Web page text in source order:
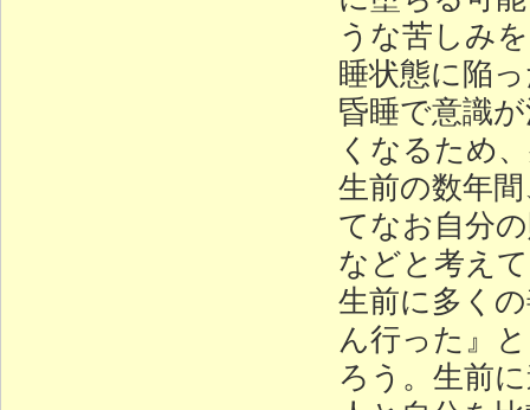
うな苦しみ
睡状態に陥
昏睡で意識
くなるため
生前の数年
てなお自分
などと考え
生前に多く
ん行った』
ろう。生前